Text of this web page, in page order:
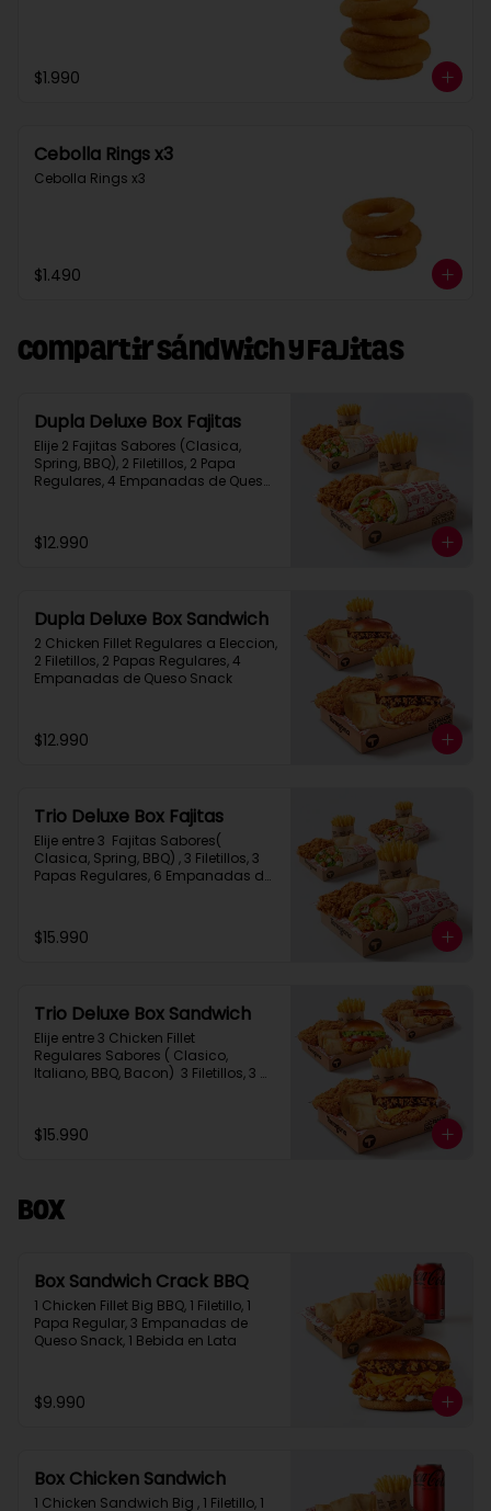
$1.990
Cebolla Rings x3
Cebolla Rings x3
$1.490
Compartir Sándwich y Fajitas
Dupla Deluxe Box Fajitas
Elije 2 Fajitas Sabores (Clasica,
Spring, BBQ), 2 Filetillos, 2 Papa
Regulares, 4 Empanadas de Queso
$12.990
Dupla Deluxe Box Sandwich
2 Chicken Fillet Regulares a Eleccion,
2 Filetillos, 2 Papas Regulares, 4
Empanadas de Queso Snack
$12.990
Trio Deluxe Box Fajitas
Elije entre 3  Fajitas Sabores(
Clasica, Spring, BBQ) , 3 Filetillos, 3
Papas Regulares, 6 Empanadas de
$15.990
Trio Deluxe Box Sandwich
Elije entre 3 Chicken Fillet
Regulares Sabores ( Clasico,
Italiano, BBQ, Bacon)  3 Filetillos, 3
$15.990
Box
Box Sandwich Crack BBQ
1 Chicken Fillet Big BBQ, 1 Filetillo, 1
Papa Regular, 3 Empanadas de
Queso Snack, 1 Bebida en Lata
$9.990
Box Chicken Sandwich
1 Chicken Sandwich Big , 1 Filetillo, 1